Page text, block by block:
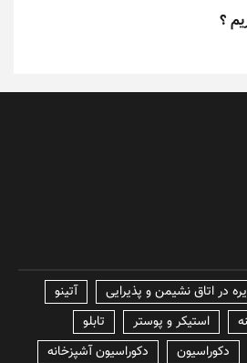
؟
آتینو
استیکر و پوستر
تابلو
دکوراسیون
دکوراسیون آشپزخانه